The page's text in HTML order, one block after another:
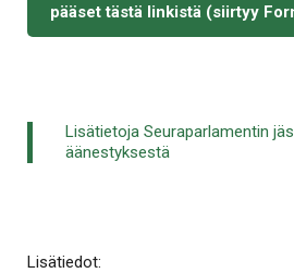
pääset tästä linkistä (siirtyy
Lisätietoja Seuraparlamentin
äänestyksestä
Lisätiedot: